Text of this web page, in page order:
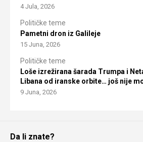
4 Jula, 2026
Političke teme
Pametni dron iz Galileje
15 Juna, 2026
Političke teme
Loše izrežirana šarada Trumpa i
Libana od iranske orbite… još nije
9 Juna, 2026
Da li znate?